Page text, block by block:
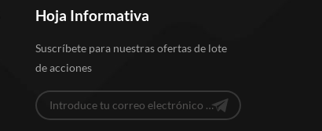
Hoja Informativa
Suscríbete para nuestras ofertas de lote
de acciones